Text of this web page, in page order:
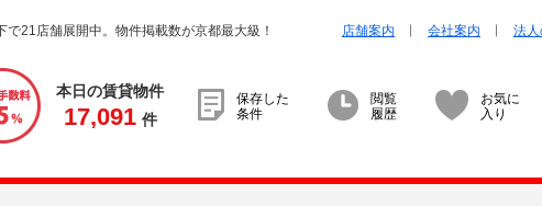
21店舗展開中。物件掲載数が京都最大級！ 店舗案内 会社案内 法
本日の賃貸物件
17,091 件
保存した
条件
閲覧
履歴
お気に
入り